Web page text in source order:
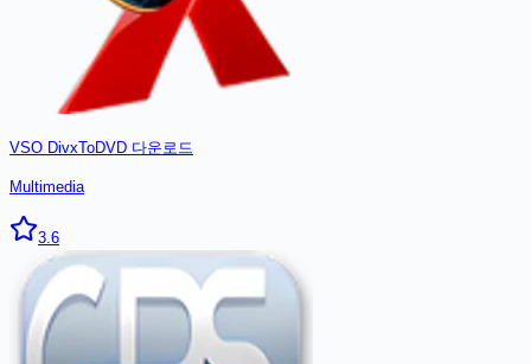
VSO DivxToDVD 다운로드
Multimedia
3.6